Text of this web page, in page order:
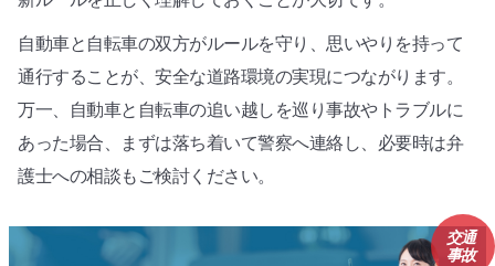
自動車と自転車の双方がルールを守り、思いやりを持って
通行することが、安全な道路環境の実現につながります。
万一、自動車と自転車の追い越しを巡り事故やトラブルに
あった場合、まずは落ち着いて警察へ連絡し、必要時は弁
護士への相談もご検討ください。
交通
事故